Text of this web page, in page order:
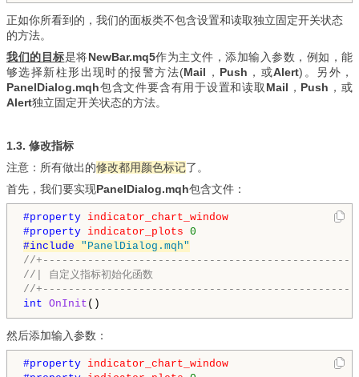
正如你所看到的，我们的面板类不包含设置和读取独立固定开关状态
的方法。
我们的目标是将NewBar.mq5作为主文件，添加输入参数，例如，能
够选择新柱形出现时的报警方法(Mail ， Push ，或Alert)。另外，
PanelDialog.mqh包含文件要含有用于设置和读取 Mail ， Push ，或
Alert独立固定开关状态的方法。
1.3. 修改指标
注意：所有做出的修改都用颜色标记了。
首先，我们要实现PanelDialog.mqh包含文件：
#property indicator_chart_window
#property indicator_plots 0
#include "PanelDialog.mqh"
//
//| 自定义指标初始化函数
//
int OnInit
然后添加输入参数：
#property indicator_chart_window